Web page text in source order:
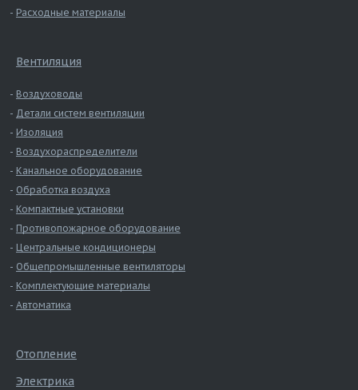
Расходные материалы
Вентиляция
Воздуховоды
Детали систем вентиляции
Изоляция
Воздухораспределители
Канальное оборудование
Обработка воздуха
Компактные установки
Противопожарное оборудование
Центральные кондиционеры
Общепромышленные вентиляторы
Комплектующие материалы
Автоматика
Отопление
Электрика